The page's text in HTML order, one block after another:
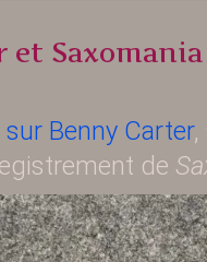
et Saxomania
Jazz
sur Benny Carter,
de